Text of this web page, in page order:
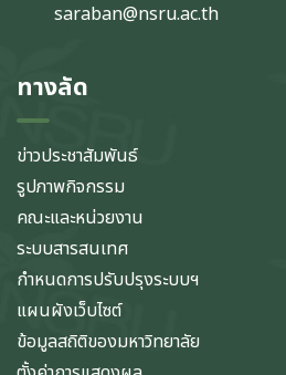
saraban@nsru.ac.th
ทางลัด
ข่าวประชาสัมพันธ์
รูปภาพกิจกรรม
คณะและหน่วยงาน
ระบบสารสนเทศ
กำหนดการปรับปรุงระบบฯ
แผนผังเว็บไซต์
ข้อมูลสถิติของมหาวิทยาลัย